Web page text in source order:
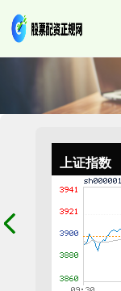
上证指数